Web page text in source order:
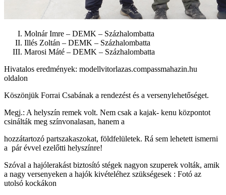
Molnár Imre – DEMK – Százhalombatta
Illés Zoltán – DEMK – Százhalombatta
Marosi Máté – DEMK – Százhalombatta
Hivatalos eredmények: modellvitorlazas.compassmahazin.hu
oldalon
Köszönjük Forrai Csabának a rendezést és a versenylehetőséget.
Megj.: A helyszín remek volt. Nem csak a kajak- kenu központot
csinálták meg színvonalasan, hanem a
hozzátartozó partszakaszokat, földfelületek. Rá sem lehetett ismerni
a pár évvel ezelőtti helyszínre!
Szóval a hajólerakást biztosító stégek nagyon szuperek volták, amik
a nagy versenyeken a hajók kivételéhez szükségesek : Fotó az
utolsó kockákon